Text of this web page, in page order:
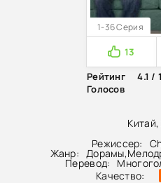
Режиссер:
Жанр: Дорамы,
Перевод:
Качество:
1-36 Серия
13
Рейтинг
4.1 /
Голосов